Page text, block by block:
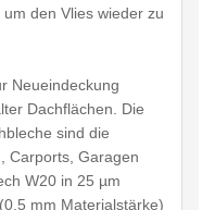
den Vlies wieder zu
Neueindeckung
Dachflächen. Die
sind die
Carports, Garagen
W20 in 25 µm
mm Materialstärke)